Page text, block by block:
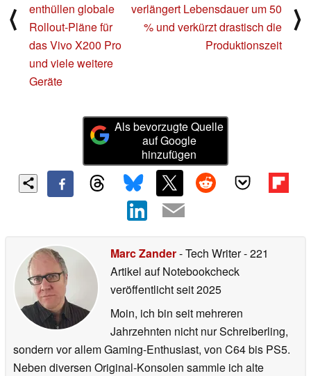
⟨
enthüllen globale
Rollout-Pläne für
das Vivo X200 Pro
und viele weitere
Geräte
verlängert Lebensdauer um 50
% und verkürzt drastisch die
Produktionszeit
⟩
Als bevorzugte Quelle
auf Google
hinzufügen
Marc Zander- Tech Writer- 221
Artikel auf Notebookcheck
veröffentlichtseit 2025
Moin, ich bin seit mehreren
Jahrzehnten nicht nur Schreiberling,
sondern vor allem Gaming-Enthusiast, von C64 bis PS5.
Neben diversen Original-Konsolen sammle ich alte